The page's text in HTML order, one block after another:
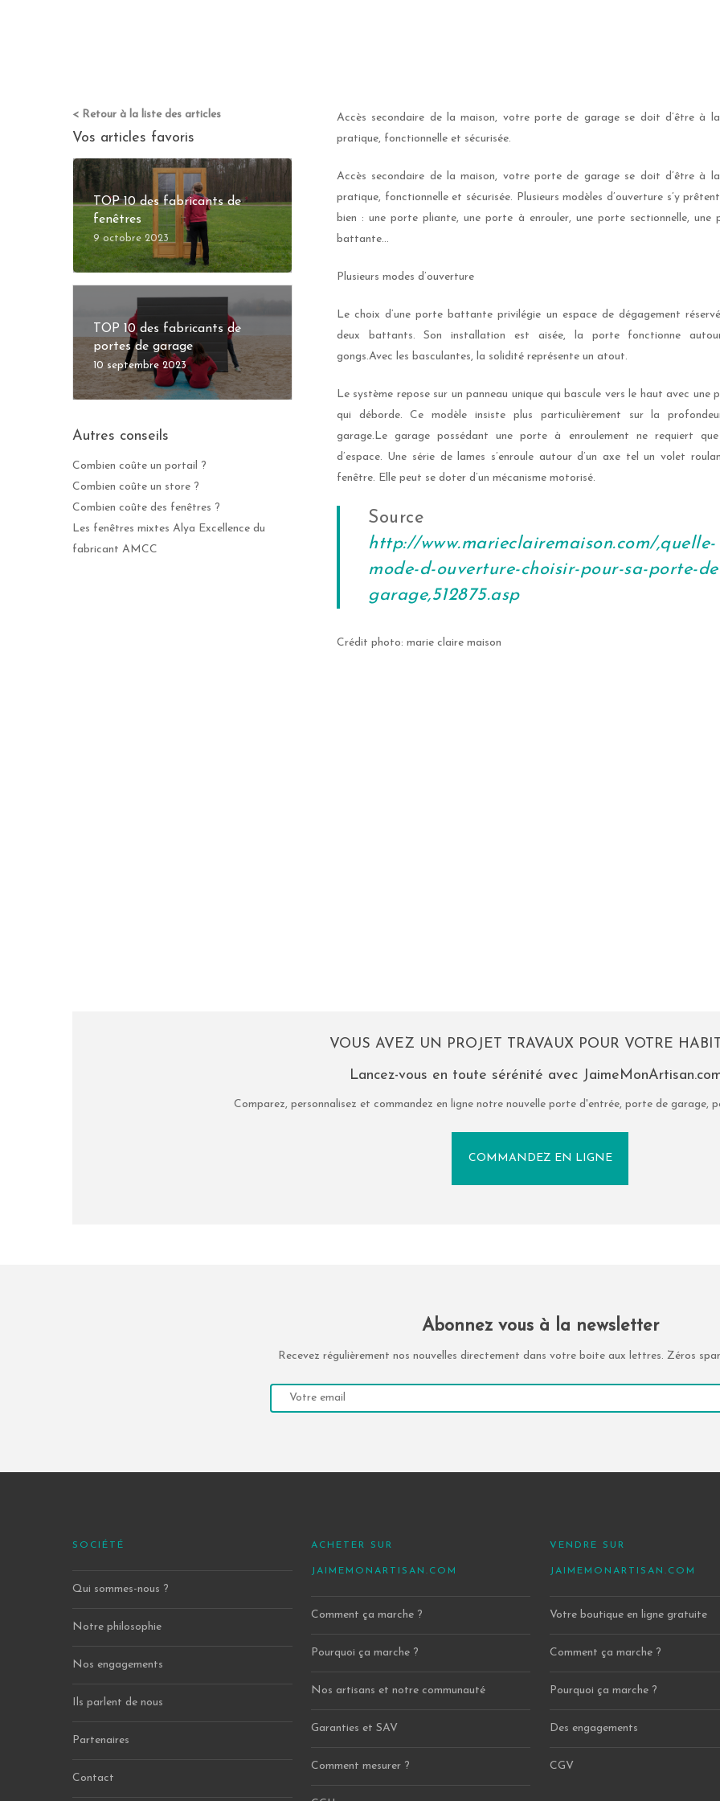
< Retour à la liste des articles
Vos articles favoris
TOP 10 des fabricants de
fenêtres
9 octobre 2023
TOP 10 des fabricants de
portes de garage
10 septembre 2023
Autres conseils
Combien coûte un portail ?
Combien coûte un store ?
Combien coûte des fenêtres ?
Les fenêtres mixtes Alya Excellence du
fabricant AMCC
Accès secondaire de la maison, votre porte de garage se doit d’être à
pratique, fonctionnelle et sécurisée.
Accès secondaire de la maison, votre porte de garage se doit d’être à
pratique, fonctionnelle et sécurisée. Plusieurs modèles d’ouverture s’y
bien : une porte pliante, une porte à enrouler, une porte sectionnelle, une
battante…
Plusieurs modes d’ouverture
Le choix d’une porte battante privilégie un espace de dégagement
deux battants. Son installation est aisée, la porte fonctionne
gongs.Avec les basculantes, la solidité représente un atout.
Le système repose sur un panneau unique qui bascule vers le haut avec une
qui déborde. Ce modèle insiste plus particulièrement sur la
garage.Le garage possédant une porte à enroulement ne requiert
d’espace. Une série de lames s’enroule autour d’un axe tel un volet
fenêtre. Elle peut se doter d’un mécanisme motorisé.
Source
http://www.marieclairemaison.com/,quelle-
mode-d-ouverture-choisir-pour-sa-porte-
garage,512875.asp
Crédit photo: marie claire maison
VOUS AVEZ UN PROJET TRAVAUX POUR VOTRE
Lancez-vous en toute sérénité avec
Comparez, personnalisez et commandez en ligne notre nouvelle porte d'entrée, porte de garage,
COMMANDEZ EN LIGNE
Abonnez vous à la newsletter
Recevez régulièrement nos nouvelles directement dans votre boite aux lettres. Zéros
SOCIÉTÉ
Qui sommes-nous ?
Notre philosophie
Nos engagements
Ils parlent de nous
Partenaires
Contact
ACHETER SUR
JAIMEMONARTISAN.COM
Comment ça marche ?
Pourquoi ça marche ?
Nos artisans et notre communauté
Garanties et SAV
Comment mesurer ?
VENDRE SUR
JAIMEMONARTISAN.COM
Votre boutique en ligne gratuite
Comment ça marche ?
Pourquoi ça marche ?
Des engagements
CGV